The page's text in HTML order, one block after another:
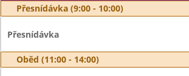
Přesnídávka (9:00 - 10:00)
Přesnídávka
Oběd (11:00 - 14:00)